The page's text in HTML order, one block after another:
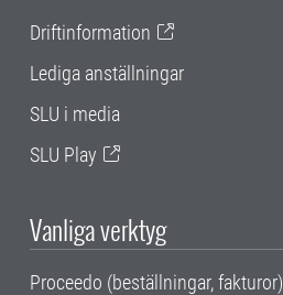
Driftinformation
Lediga anställningar
SLU i media
SLU Play
Vanliga verktyg
Proceedo (beställningar, fakturor)